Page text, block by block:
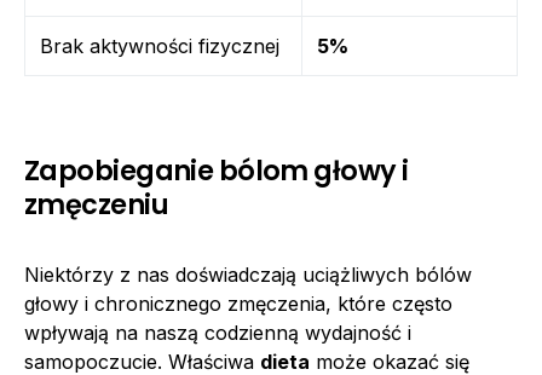
Brak aktywności fizycznej 5%
Zapobieganie bólom głowy i
zmęczeniu
Niektórzy z nas doświadczają uciążliwych bólów
głowy i chronicznego zmęczenia, które często
wpływają na naszą codzienną wydajność i
samopoczucie. Właściwa dieta może okazać się